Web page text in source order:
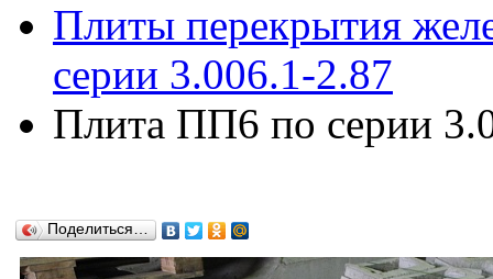
Плиты перекрытия
серии 3.006.1-2.87
Плита ПП6 по серии
Поделиться…